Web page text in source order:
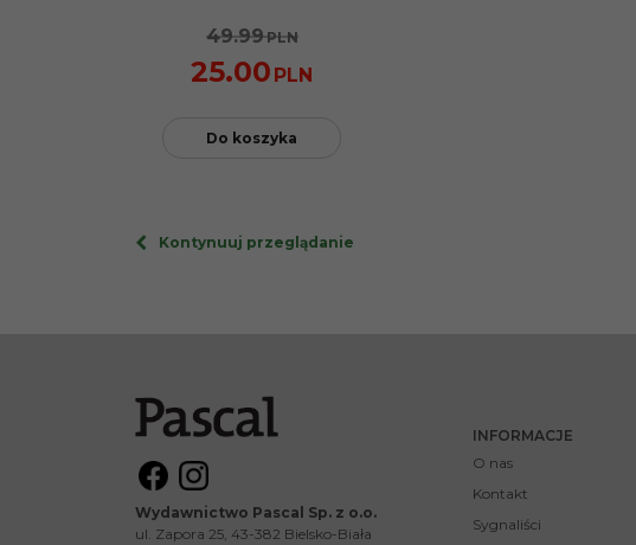
49.99PLN
25.00 PLN
Do koszyka
Kontynuuj przeglądanie
Wydawnictwo Pascal Sp. z o.o.
ul. Zapora 25, 43-382 Bielsko-Biała
INFORMACJE
O nas
Kontakt
Sygnaliści